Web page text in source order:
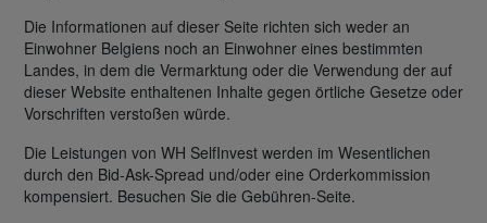
Die Informationen auf dieser Seite richten sich weder an
Einwohner Belgiens noch an Einwohner eines bestimmten
Landes, in dem die Vermarktung oder die Verwendung der auf
dieser Website enthaltenen Inhalte gegen örtliche Gesetze oder
Vorschriften verstoßen würde.
Die Leistungen von WH SelfInvest werden im Wesentlichen
durch den Bid-Ask-Spread und/oder eine Orderkommission
kompensiert. Besuchen Sie die Gebühren-Seite.